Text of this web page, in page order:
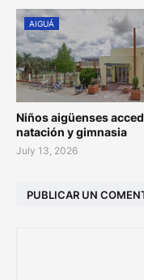
AIGUÁ
Niños aigüenses
natación y gimnasia
July 13, 2026
PUBLICAR UN